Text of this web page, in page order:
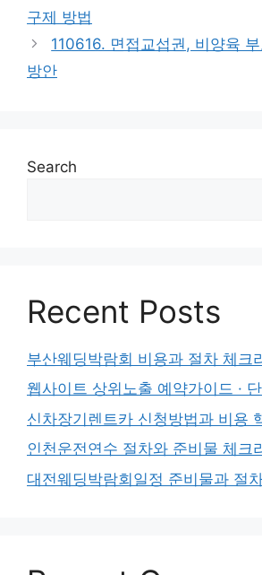
구제 방법
110616. 면접교섭권, 비양육
방안
Search
Recent Posts
부산웨딩박람회 비용과 절차 체크
웹사이트 상위노출 예약가이드 ·
신차장기렌트카 신청방법과 비용
인천운전연수 절차와 준비물 체크
대전웨딩박람회일정 준비물과 절